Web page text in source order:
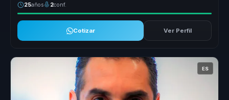
25años 2conf.
Cotizar Ver Perfil
ES